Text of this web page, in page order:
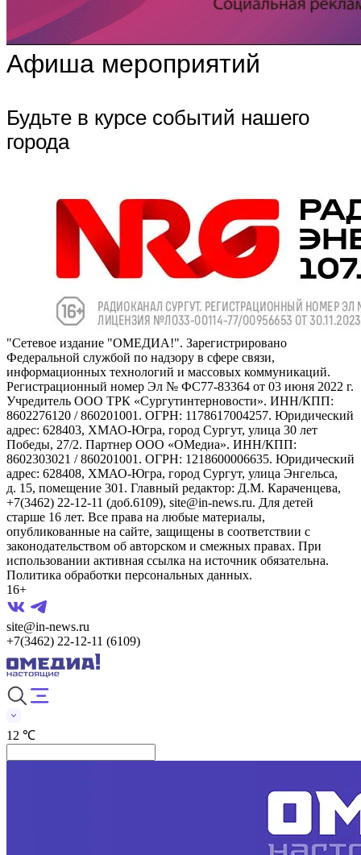
Афиша мероприятий
Будьте в курсе событий нашего
города
"Сетевое издание "ОМЕДИА!". Зарегистрировано
Федеральной службой по надзору в сфере связи,
информационных технологий и массовых коммуникаций.
Регистрационный номер Эл № ФС77-83364 от 03 июня 2022 г.
Учредитель ООО ТРК «Сургутинтерновости». ИНН/КПП:
8602276120 / 860201001. ОГРН: 1178617004257. Юридический
адрес: 628403, ХМАО-Югра, город Сургут, улица 30 лет
Победы, 27/2. Партнер ООО «ОМедиа». ИНН/КПП:
8602303021 / 860201001. ОГРН: 1218600006635. Юридический
адрес: 628408, ХМАО-Югра, город Сургут, улица Энгельса,
д. 15, помещение 301. Главный редактор: Д.М. Караченцева,
+7(3462) 22-12-11 (доб.6109), site@in-news.ru. Для детей
старше 16 лет. Все права на любые материалы,
опубликованные на сайте, защищены в соответствии с
законодательством об авторском и смежных правах. При
использовании активная ссылка на источник обязательна.
Политика обработки персональных данных.
16+
site@in-news.ru
+7(3462) 22-12-11 (6109)
12 ℃